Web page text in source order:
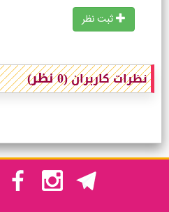
ثبت نظر
نظرات کاربران(0 نظر)